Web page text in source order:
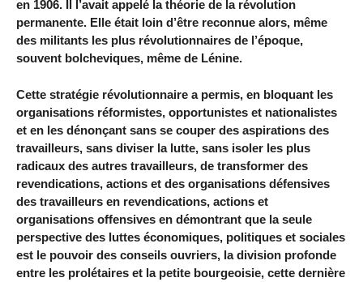
en 1906. Il l’avait appelé la théorie de la révolution
permanente. Elle était loin d’être reconnue alors, même
des militants les plus révolutionnaires de l’époque,
souvent bolcheviques, même de Lénine.
Cette stratégie révolutionnaire a permis, en bloquant les
organisations réformistes, opportunistes et nationalistes
et en les dénonçant sans se couper des aspirations des
travailleurs, sans diviser la lutte, sans isoler les plus
radicaux des autres travailleurs, de transformer des
revendications, actions et des organisations défensives
des travailleurs en revendications, actions et
organisations offensives en démontrant que la seule
perspective des luttes économiques, politiques et sociales
est le pouvoir des conseils ouvriers, la division profonde
entre les prolétaires et la petite bourgeoisie, cette dernière